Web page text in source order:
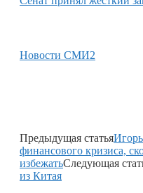
Новости СМИ2
Предыдущая статья
финансового кризиса,
избежатьСледующая
из Китая